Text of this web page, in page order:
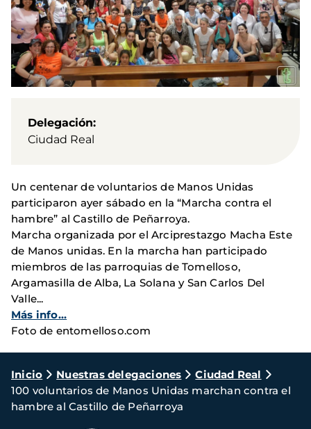
Delegación
Ciudad Real
Un centenar de voluntarios de Manos Unidas
participaron ayer sábado en la “Marcha contra el
hambre” al Castillo de Peñarroya.
Marcha organizada por el Arciprestazgo Macha Este
de Manos unidas. En la marcha han participado
miembros de las parroquias de Tomelloso,
Argamasilla de Alba, La Solana y San Carlos Del
Valle...
Más info...
Foto de entomelloso.com
Ruta
de
navegación
Inicio Nuestras delegaciones
Ciudad Real
100 voluntarios de Manos Unidas marchan contra el
hambre al Castillo de Peñarroya